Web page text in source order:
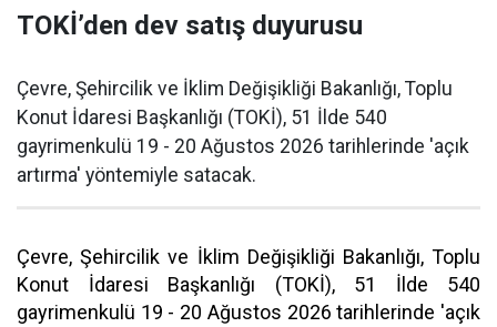
TOKİ’den dev satış duyurusu
Çevre, Şehircilik ve İklim Değişikliği Bakanlığı, Toplu
Konut İdaresi Başkanlığı (TOKİ), 51 İlde 540
gayrimenkulü 19 - 20 Ağustos 2026 tarihlerinde 'açık
artırma' yöntemiyle satacak.
Çevre, Şehircilik ve İklim Değişikliği Bakanlığı, Toplu
Konut İdaresi Başkanlığı (TOKİ), 51 İlde 540
gayrimenkulü 19 - 20 Ağustos 2026 tarihlerinde 'açık